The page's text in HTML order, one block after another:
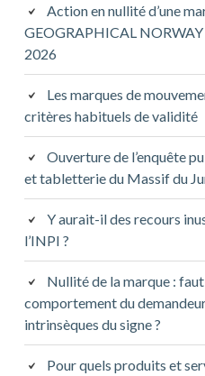
Action en nullité d’une
GEOGRAPHICAL
2026
Les marques de
critères habituels de validité
Ouverture de l’enquête
et tabletterie du Massif du
Y aurait-il des recours
l’INPI ?
Nullité de la marque :
comportement du
intrinsèques du signe ?
Pour quels produits et